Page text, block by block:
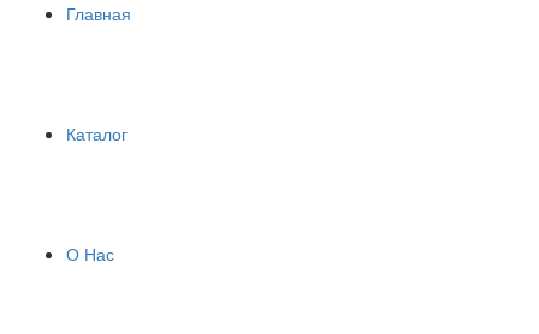
Главная
Каталог
О Нас